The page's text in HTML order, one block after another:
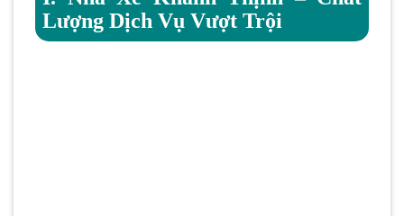
Lượng Dịch Vụ Vượt Trội